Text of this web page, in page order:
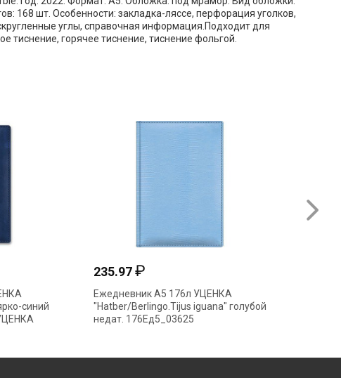
168 шт. Особенности: закладка-ляссе, перфорация уголков,
углы, справочная информация.Подходит для
тиснение, горячее тиснение, тиснение фольгой.
синий
235.97₽
Ежедневник А5 176л УЦЕНКА
"Hatber/Berlingo.Tijus iguana" голубой
недат. 176Ед5_03625